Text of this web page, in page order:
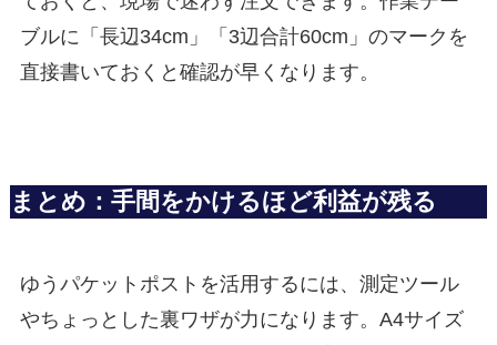
ブルに「長辺34cm」「3辺合計60cm」のマークを
直接書いておくと確認が早くなります。
まとめ：手間をかけるほど利益が残る
ゆうパケットポストを活用するには、測定ツール
やちょっとした裏ワザが力になります。A4サイズ